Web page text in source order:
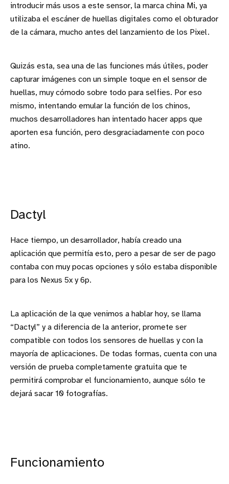
introducir más usos a este sensor, la marca china Mi, ya
utilizaba el escáner de huellas digitales como el obturador
de la cámara, mucho antes del lanzamiento de los Pixel.
Quizás esta, sea una de las funciones más útiles, poder
capturar imágenes con un simple toque en el sensor de
huellas, muy cómodo sobre todo para selfies. Por eso
mismo, intentando emular la función de los chinos,
muchos desarrolladores han intentado hacer apps que
aporten esa función, pero desgraciadamente con poco
atino.
Dactyl
Hace tiempo, un desarrollador, había creado una
aplicación que permitía esto, pero a pesar de ser de pago
contaba con muy pocas opciones y sólo estaba disponible
para los Nexus 5x y 6p.
La aplicación de la que venimos a hablar hoy, se llama
“Dactyl” y a diferencia de la anterior, promete ser
compatible con todos los sensores de huellas y con la
mayoría de aplicaciones. De todas formas, cuenta con una
versión de prueba completamente gratuita que te
permitirá comprobar el funcionamiento, aunque sólo te
dejará sacar 10 fotografías.
Funcionamiento